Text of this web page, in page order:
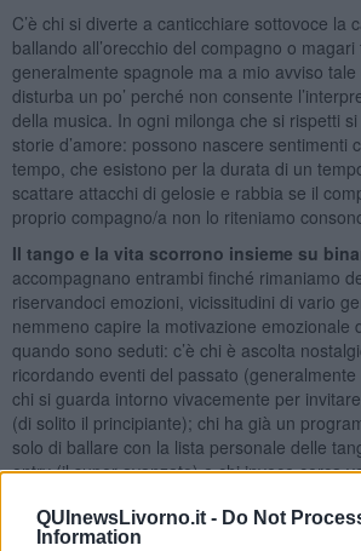
QUInewsLivorno.it - Do Not
Information
C’è chi si diverte a canticchiare sottovoce la
ballando all’orecchio del compagno o
generalmente spagnole ma a mio avviso
disturba un po’ perché non consente
della musica. In ogni milonga che si rispetti
storie d’amore: possono nascere sentimenti
tempo, che esistono per la durata di un
scattare attacchi di gelosie e rabbia se il
proprio compagno/a non lo riteniamo
Il tango e la vita scorrono insieme su
accompagnano entrambi finché rimaniamo
riservandoci emozioni, vicissitudini di vario
nemmeno capire la motivazione emozionale
quando sono seduti: c’è chi è ascolta
ricordando eventi del passato
chi si guarda intorno vivacemente per
(di solito il principiante); chi ha già un
solo di ballare con la lista personale delle
entry (il super avanzato) e chi invece cerca
La musica del tango è per natura nostalgica